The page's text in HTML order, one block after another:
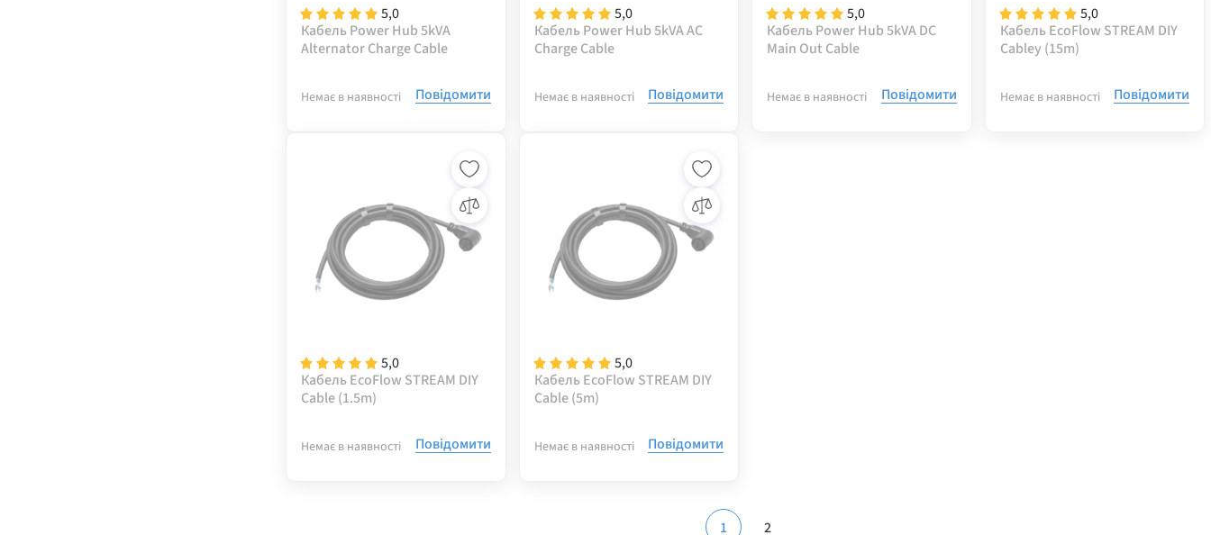
5,0
Кабель Power Hub 5kVA
Alternator Charge Cable
Немає в наявності Повідомити
5,0
Кабель Power Hub 5kVA AC
Charge Cable
Немає в наявності Повідомити
5,0
Кабель Power Hub 5kVA DC
Main Out Cable
Немає в наявності Повідомити
5,0
Кабель EcoFlow STREAM DIY
Cableу (15m)
Немає в наявності Повідомити
5,0
Кабель EcoFlow STREAM DIY
Cable (1.5m)
Немає в наявності Повідомити
5,0
Кабель EcoFlow STREAM DIY
Cable (5m)
Немає в наявності Повідомити
1 2